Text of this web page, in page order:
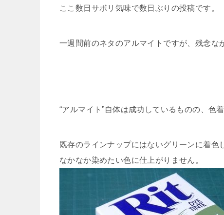
ここ数日サボリ気味で数日ぶりの投稿です。
一週間前のネタのアルマイトですが、残念な
“アルマイト”自体は成功しているものの、色
既存のラインナップにはないグリーンに着色
なかなか染めたい色に仕上がりません。